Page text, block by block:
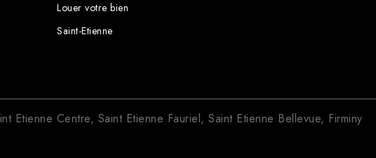
Louer votre bien
Saint-Etienne
Etienne Centre, Saint Etienne Fauriel, Saint Etienne Bellevue, Firminy